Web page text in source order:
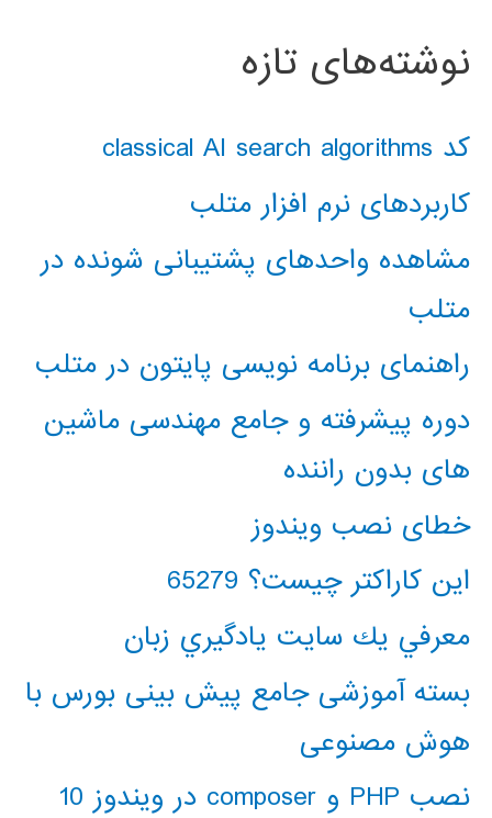
نوشته‌های تازه
کد classical AI search algorithms
کاربردهای نرم افزار متلب
مشاهده واحدهای پشتیبانی شونده در
متلب
راهنمای برنامه نویسی پایتون در متلب
دوره پیشرفته و جامع مهندسی ماشین
های بدون راننده
خطای نصب ویندوز
این کاراکتر چیست؟ 65279
معرفي يك سايت يادگيري زبان
بسته آموزشی جامع پیش بینی بورس با
هوش مصنوعی
نصب PHP و composer در ویندوز 10